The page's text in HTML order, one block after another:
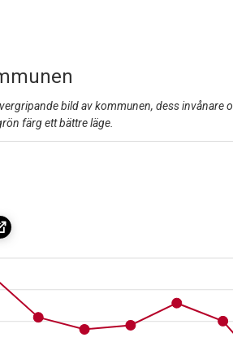
bild av kommunen, dess invånare
färg ett bättre läge.